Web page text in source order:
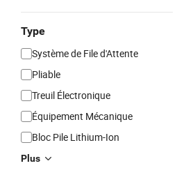
Type
Système de File d'Attente
Pliable
Treuil Électronique
Équipement Mécanique
Bloc Pile Lithium-Ion
Plus